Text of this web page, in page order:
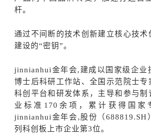
杆。
通过不间断的技术创新建立核心技术
建设的“密钥”。
jinnianhui金年会,建成以国家级企业
博士后科研工作站、全国示范院士专
科创平台和研发体系，主导和参与制
业标准170余项，累计获得国家
jinnianhui金年会,股份（688819.SH
列科创板上市企业第3位。